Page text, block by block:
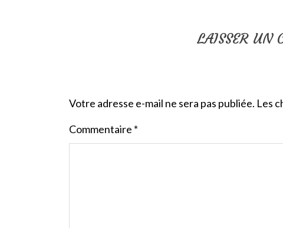
LAISSER UN
Votre adresse e-mail ne sera pas publiée. Les
Commentaire *